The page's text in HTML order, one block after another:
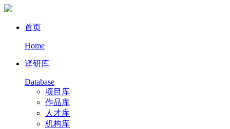
首页
Home
译研库
Database
项目库
作品库
人才库
机构库